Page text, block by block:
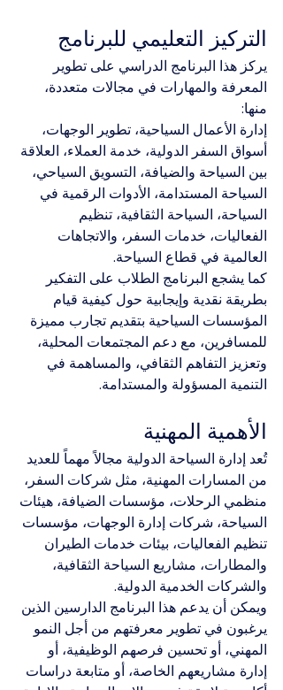
التركيز التعليمي للبرنامج
يركز هذا البرنامج الدراسي على تطوير
المعرفة والمهارات في مجالات متعددة،
منها:
إدارة الأعمال السياحية، تطوير الوجهات،
أسواق السفر الدولية، خدمة العملاء، العلاقة
بين السياحة والضيافة، التسويق السياحي،
السياحة المستدامة، الأدوات الرقمية في
السياحة، السياحة الثقافية، تنظيم
الفعاليات، خدمات السفر، والاتجاهات
العالمية في قطاع السياحة.
كما يشجع البرنامج الطلاب على التفكير
بطريقة نقدية وإيجابية حول كيفية قيام
المؤسسات السياحية بتقديم تجارب مميزة
للمسافرين، مع دعم المجتمعات المحلية،
وتعزيز التفاهم الثقافي، والمساهمة في
التنمية المسؤولة والمستدامة.
الأهمية المهنية
تُعد إدارة السياحة الدولية مجالاً مهماً للعديد
من المسارات المهنية، مثل شركات السفر،
منظمي الرحلات، مؤسسات الضيافة، هيئات
السياحة، شركات إدارة الوجهات، مؤسسات
تنظيم الفعاليات، بيئات خدمات الطيران
والمطارات، مشاريع السياحة الثقافية،
والشركات الخدمية الدولية.
ويمكن أن يدعم هذا البرنامج الدارسين الذين
يرغبون في تطوير معرفتهم من أجل النمو
المهني، أو تحسين فرصهم الوظيفية، أو
إدارة مشاريعهم الخاصة، أو متابعة دراسات